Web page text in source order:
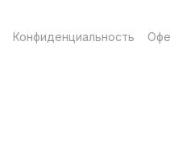
Конфиденциальность